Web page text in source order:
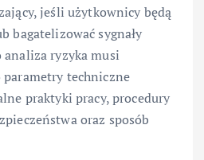
jeśli użytkownicy będą
bagatelizować sygnały
analiza ryzyka musi
techniczne
praktyki pracy, procedury
oraz sposób